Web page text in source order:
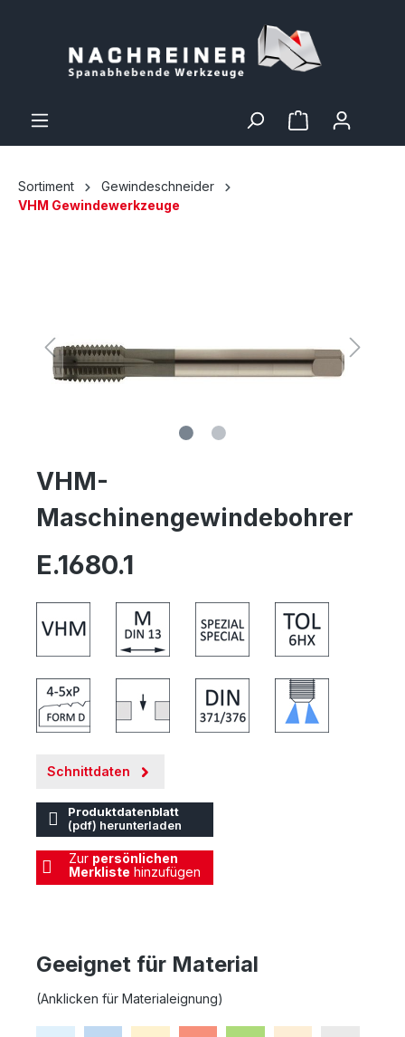
Sortiment
Gewindeschneider
VHM Gewindewerkzeuge
VHM-
Maschinengewindebohrer
E.1680.1
Schnittdaten
Produktdatenblatt
(pdf) herunterladen
Zur persönlichen
Merkliste hinzufügen
Geeignet für Material
(Anklicken für Materialeignung)